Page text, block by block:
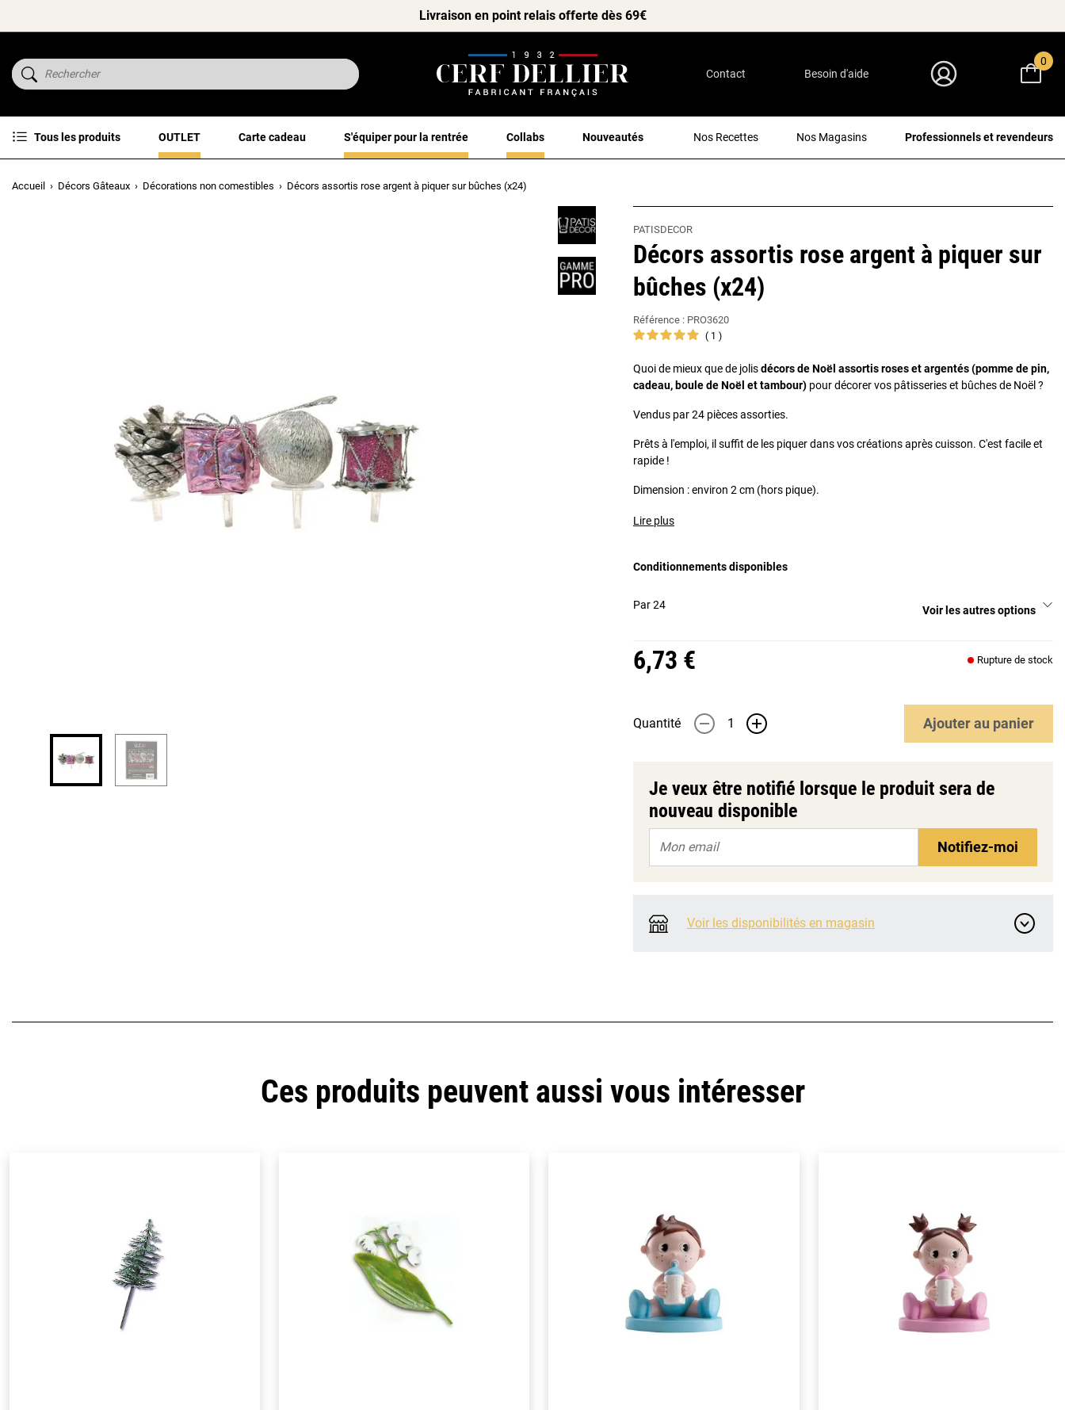
Livraison en point relais offerte dès 69€
Contact Besoin d'aide
0
Tous les produits OUTLET Carte cadeau S'équiper pour la rentrée Collabs Nouveautés Nos Recettes Nos Magasins Professionnels et revendeurs
Accueil Décors Gâteaux Décorations non comestibles Décors assortis rose argent à piquer sur bûches (x24)
PATISDECOR
Décors assortis rose argent à piquer sur
bûches (x24)
Référence : PRO3620
1
Quoi de mieux que de jolisdécors de Noël assortis roses et argentés (pomme de pin,
cadeau, boule de Noël et tambour) pour décorer vos pâtisseries et bûches de Noël ?
Vendus par 24 pièces assorties.
Prêts à l'emploi, il suffit de les piquer dans vos créations après cuisson. C'est facile et
rapide !
Dimension : environ 2 cm (hors pique).
Lire plus
Conditionnements disponibles
Par 24 Voir les autres options
6,73 € Rupture de stock
Quantité - + Ajouterau panier
Je veux être notifié lorsque le produit sera de
nouveau disponible
Notifiez-moi
Voir les disponibilités en magasin
Ces produits peuvent aussi vous intéresser